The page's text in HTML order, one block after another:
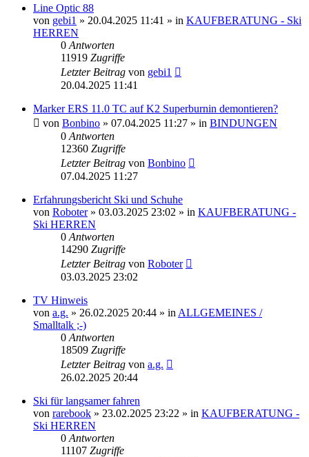
Line Optic 88
von gebi1 » 20.04.2025 11:41 » in KAUFBERATUNG - Ski
HERREN
0 Antworten
11919 Zugriffe
Letzter Beitrag von gebi1
20.04.2025 11:41
Marker ERS 11.0 TC auf K2 Superburnin demontieren?
von Bonbino » 07.04.2025 11:27 » in BINDUNGEN
0 Antworten
12360 Zugriffe
Letzter Beitrag von Bonbino
07.04.2025 11:27
Erfahrungsbericht Ski und Schuhe
von Roboter» 03.03.2025 23:02 » in KAUFBERATUNG -
Ski HERREN
0 Antworten
14290 Zugriffe
Letzter Beitrag von Roboter
03.03.2025 23:02
TV Hinweis
von a.g. » 26.02.2025 20:44 » in ALLGEMEINES /
Smalltalk ;-)
0 Antworten
18509 Zugriffe
Letzter Beitrag von a.g.
26.02.2025 20:44
Ski für langsamer fahren
von rarebook » 23.02.2025 23:22 » in KAUFBERATUNG -
Ski HERREN
0 Antworten
11107 Zugriffe